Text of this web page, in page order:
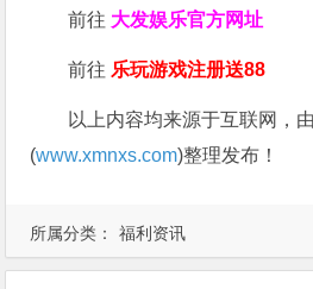
所属分类： 福利资讯
前往 大发娱乐官方网址
前往 乐玩游戏注册送88
以上内容均来源于互联网，
(www.xmnxs.com)整理发布！